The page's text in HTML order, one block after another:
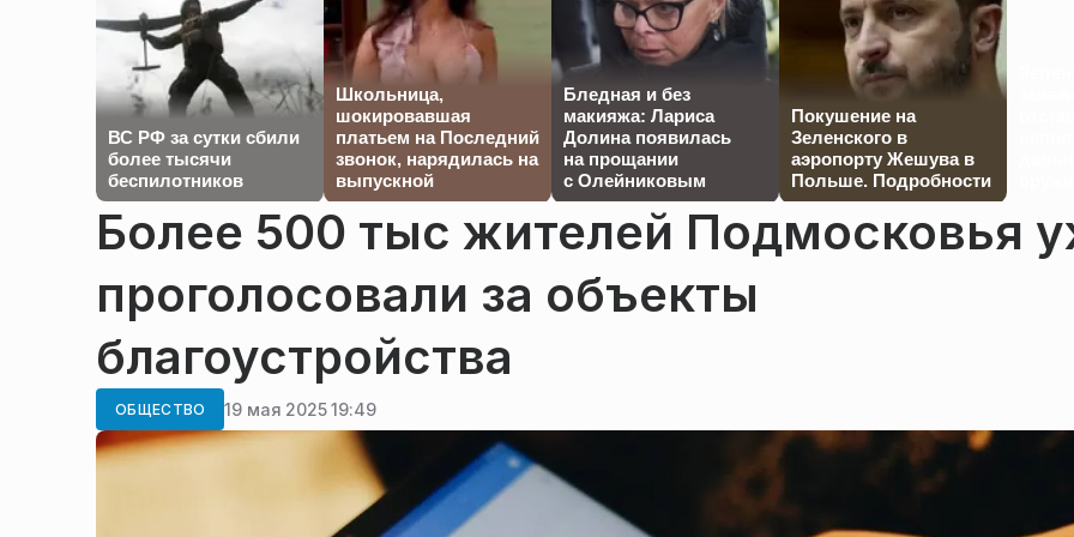
ВС РФ за сутки сбили
более тысячи
беспилотников
Школьница,
шокировавшая
платьем на Последний
звонок, нарядилась на
выпускной
Бледная и без
макияжа: Лариса
Долина появилась
на прощании
с Олейниковым
Покушение на
Зеленского в
аэропорту Жешува в
Польше. Подробности
Более 500 тыс жителей Подмосковья
проголосовали за объекты
благоустройства
ОБЩЕСТВО 19 мая 2025 19:49